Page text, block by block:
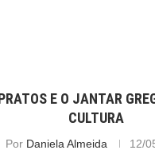
E O JANTAR
CULTURA
Por Daniela Almeida 12/